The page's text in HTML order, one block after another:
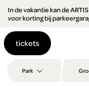
Ga naar
content
Ga
naar
zoeken
naar
In de vakantie kan de
voor korting bij
Park
tickets